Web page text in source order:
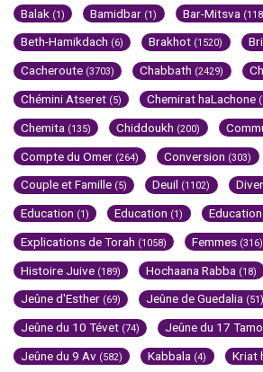
Balak (1) Bamidbar (1) Bar-Mitsva
Beth-Hamikdach (6) Brakhot (1520)
Cacheroute (3703) Chabbath (2429)
Chémini Atseret (5) Chemirat haLachone
Chemita (135) Chiddoukh (200)
Compte du Omer (264) Conversion (303)
Couple et Famille (5) Deuil (1102)
Education (1) Education (1)
Explications de Torah (1058) Femmes (316)
Histoire Juive (189) Hochaana Rabba (18)
Jeûne d'Esther (69) Jeûne de Guedalia (51)
Jeûne du 10 Tévet (74) Jeûne du 17
Jeûne du 9 Av (582) Kabbala (4) Kriat